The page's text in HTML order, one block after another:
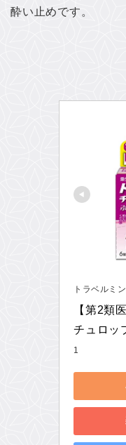
酔い止めです。
トラベルミン
【第2類
チュロッ
1